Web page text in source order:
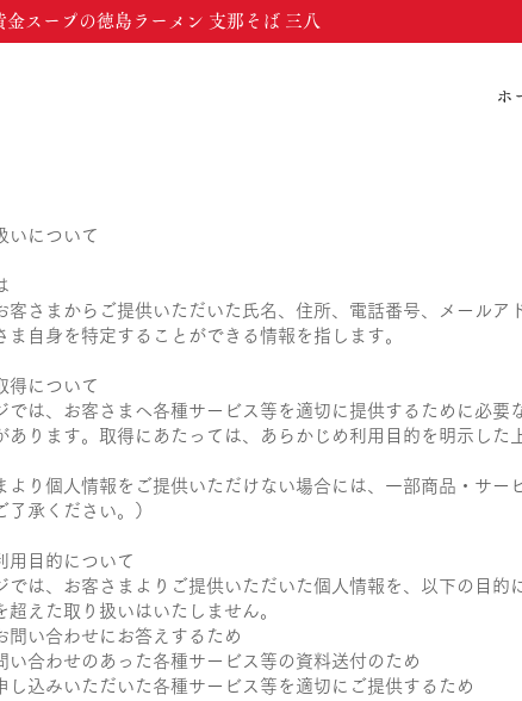
スープの徳島ラーメン 支那そば 三八
ホ
いについて
客さまからご提供いただいた氏名、住所、電話番号、メールア
ま自身を特定することができる情報を指します。
得について
では、お客さまへ各種サービス等を適切に提供するために必要
あります。取得にあたっては、あらかじめ利用目的を明示した
より個人情報をご提供いただけない場合には、一部商品・サー
了承ください。）
用目的について
では、お客さまよりご提供いただいた個人情報を、以下の目的
超えた取り扱いはいたしません。
問い合わせにお答えするため
い合わせのあった各種サービス等の資料送付のため
し込みいただいた各種サービス等を適切にご提供するため